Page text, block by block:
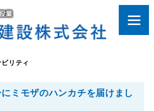
リティ
ミモザのハンカチを届けまし